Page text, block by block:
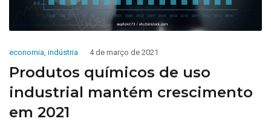
economia indústria 4 de março de 2021
Produtos químicos de uso
industrial mantém crescimento
em 2021